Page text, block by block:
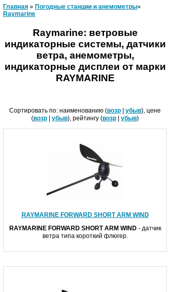
Главная » Погодные станции и анемометры»
Raymarine
Raymarine: ветровые
индикаторные системы, датчики
ветра, анемометры,
индикаторные дисплеи от марки
RAYMARINE
Сортировать по: наименованию (возр убыв), цене
(возр убыв), рейтингу (возр убыв)
RAYMARINE FORWARD SHORT ARM WIND
RAYMARINE FORWARD SHORT ARM WIND- датчик
ветра типа короткий флюгер.